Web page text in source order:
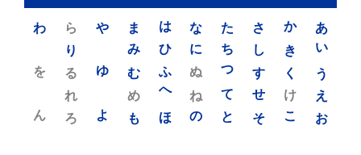
あ
い
う
え
お
か
き
く
け
こ
さ
し
す
せ
そ
た
ち
つ
て
と
な
に
ぬ
ね
の
は
ひ
ふ
へ
ほ
ま
み
む
め
も
や
ゆ
よ
ら
り
る
れ
ろ
わ
を
ん